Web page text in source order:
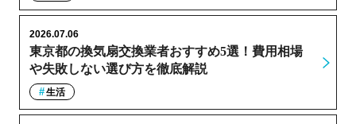
東京都の換気扇交換業者おすすめ5選！費用相場
や失敗しない選び方を徹底解説
2026.07.06
生活